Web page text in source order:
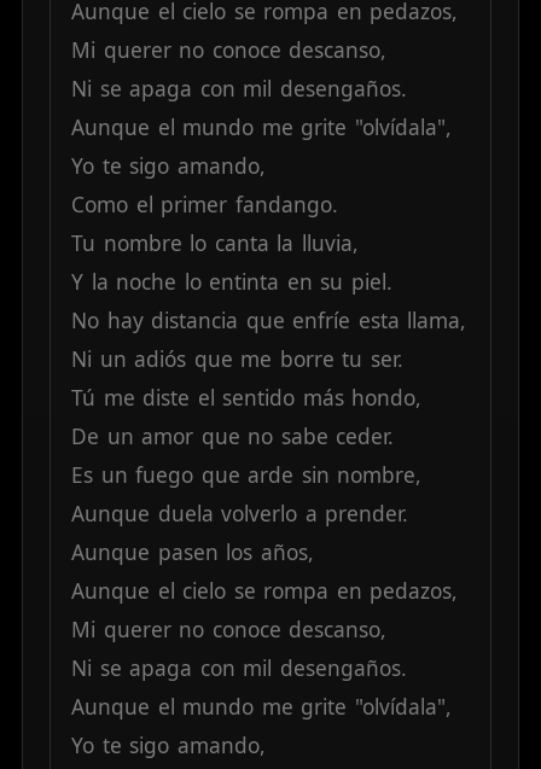
Aunque el cielo se rompa en pedazos,
Mi querer no conoce descanso,
Ni se apaga con mil desengaños.
Aunque el mundo me grite "olvídala",
Yo te sigo amando,
Como el primer fandango.
Tu nombre lo canta la lluvia,
Y la noche lo entinta en su piel.
No hay distancia que enfríe esta llama,
Ni un adiós que me borre tu ser.
Tú me diste el sentido más hondo,
De un amor que no sabe ceder.
Es un fuego que arde sin nombre,
Aunque duela volverlo a prender.
Aunque pasen los años,
Aunque el cielo se rompa en pedazos,
Mi querer no conoce descanso,
Ni se apaga con mil desengaños.
Aunque el mundo me grite "olvídala",
Yo te sigo amando,